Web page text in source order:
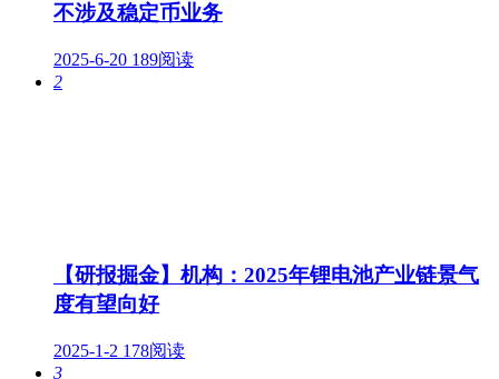
不涉及稳定币业务
2025-6-20 189阅读
2
【研报掘金】机构：2025年锂电池产业链景气
度有望向好
2025-1-2 178阅读
3